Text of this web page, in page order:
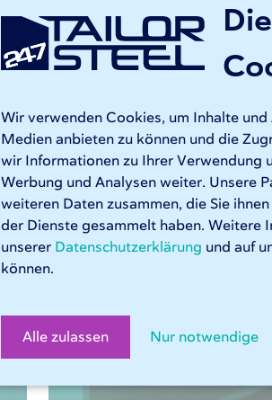
Wir verwenden Cookies, um Inhalte
Medien anbieten zu können und die
wir Informationen zu Ihrer Verwendung
Werbung und Analysen weiter. Unsere
weiteren Daten zusammen, die Sie
der Dienste gesammelt haben. Weitere
unserer Datenschutzerklärung und auf
können.
Alle zulassen Nur notwendige
Edelstahl
Bei 247TailorSteel
Unsere Adige-
Erweiterungen für Ihre
rechteckigen und